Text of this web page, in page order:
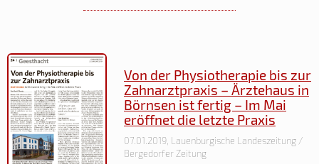
Von der Physiotherapie bis zur
Zahnarztpraxis – Ärztehaus in
Börnsen ist fertig – Im Mai
eröffnet die letzte Praxis
07.01.2019, Lauenburgische Landeszeitung /
Bergedorfer Zeitung